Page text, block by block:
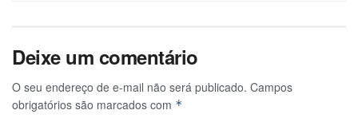
Deixe um comentário
O seu endereço de e-mail não será publicado. Campos
obrigatórios são marcados com *